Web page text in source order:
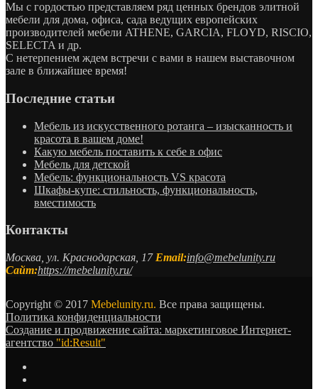
Мы с гордостью представляем ряд ценных брендов элитной
мебели для дома, офиса, сада ведущих европейских
производителей мебели ATHENE, GARCIA, FLOYD, RISCIO,
SELECTA и др.
С нетерпением ждем встречи с вами в нашем выставочном
зале в ближайшее время!
Последние статьи
Мебель из искусственного ротанга – изысканность и
красота в вашем доме!
Какую мебель поставить к себе в офис
Мебель для детской
Мебель: функциональность VS красота
Шкафы-купе: стильность, функциональность,
вместимость
Контакты
Москва, ул. Краснодарская, 17 Email:info@mebelunity.ru
Сайт:https://mebelunity.ru/
Copyright © 2017 Mebelunity.ru. Все права защищены.
Политика конфиденциальности
Создание и продвижение сайта: маркетинговое Интернет-
агентство "id:Result"